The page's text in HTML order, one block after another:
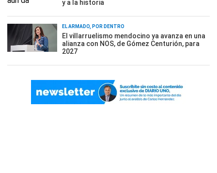
y a la historia
EL ARMADO, POR DENTRO
El villarruelismo mendocino ya avanza en una
alianza con NOS, de Gómez Centurión, para
2027